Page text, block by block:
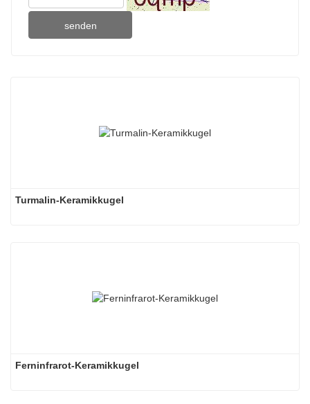
senden
Turmalin-Keramikkugel
Ferninfrarot-Keramikkugel